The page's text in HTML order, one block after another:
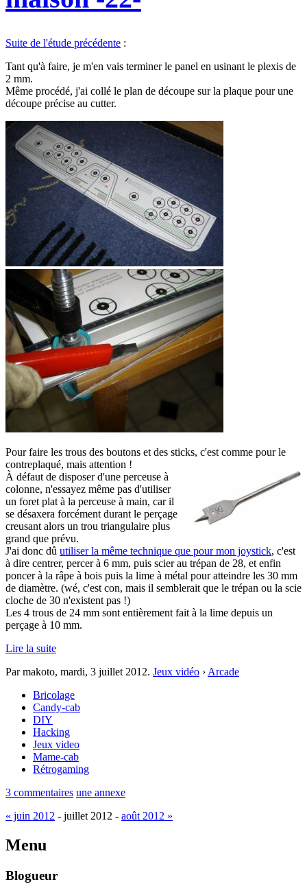
Suite de l'étude précédente :
Tant qu'à faire, je m'en vais terminer le panel en usinant le plexis de
2 mm.
Même procédé, j'ai collé le plan de découpe sur la plaque pour une
découpe précise au cutter.
Pour faire les trous des boutons et des sticks, c'est comme pour le
contreplaqué, mais attention !
À défaut de disposer d'une perceuse à
colonne, n'essayez même pas d'utiliser
un foret plat à la perceuse à main, car il
se désaxera forcément durant le perçage
creusant alors un trou triangulaire plus
grand que prévu.
J'ai donc dû utiliser la même technique que pour mon joystick, c'est
à dire centrer, percer à 6 mm, puis scier au trépan de 28, et enfin
poncer à la râpe à bois puis la lime à métal pour atteindre les 30 mm
de diamètre. (wé, c'est con, mais il semblerait que le trépan ou la scie
cloche de 30 n'existent pas !)
Les 4 trous de 24 mm sont entièrement fait à la lime depuis un
perçage à 10 mm.
Lire la suite
Par makoto, mardi, 3 juillet 2012. Jeux vidéo › Arcade
Bricolage
Candy-cab
DIY
Hacking
Jeux video
Mame-cab
Rétrogaming
3 commentaires une annexe
« juin 2012 - juillet 2012 - août 2012 »
Menu
Blogueur